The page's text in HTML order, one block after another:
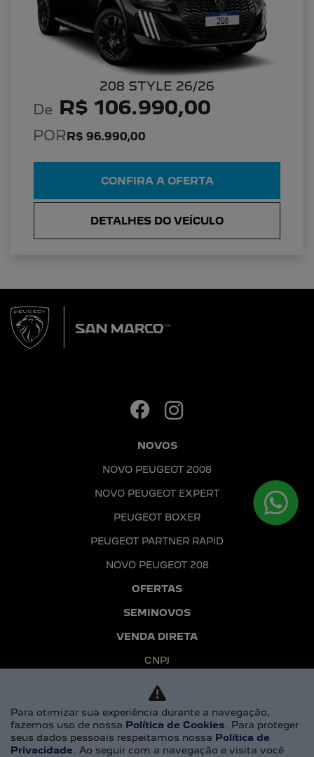
208 STYLE 26/26
De R$ 106.990,00
PORR$ 96.990,00
CONFIRA A OFERTA
DETALHES DO VEÍCULO
NOVOS
NOVO PEUGEOT 2008
NOVO PEUGEOT EXPERT
PEUGEOT BOXER
PEUGEOT PARTNER RAPID
NOVO PEUGEOT 208
OFERTAS
SEMINOVOS
VENDA DIRETA
CNPJ
MEI
PEQUENAS E MÉDIAS EMPRESAS
PRODUTORES RURAIS
Para otimizar sua experiência durante a navegação,
fazemos uso de nossa Política de Cookies. Para proteger
seus dados pessoais respeitamos nossa Política de
Privacidade. Ao seguir com a navegação e visita você